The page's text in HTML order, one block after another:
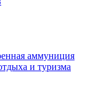
аммуниция
и туризма